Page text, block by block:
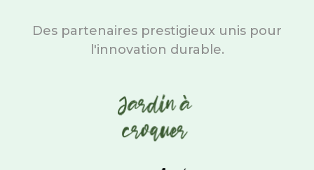
Des partenaires prestigieux unis pour
l'innovation durable.